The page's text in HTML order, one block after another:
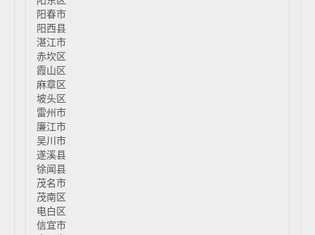
阳春市
阳西县
湛江市
赤坎区
霞山区
麻章区
坡头区
雷州市
廉江市
吴川市
遂溪县
徐闻县
茂名市
茂南区
电白区
信宜市